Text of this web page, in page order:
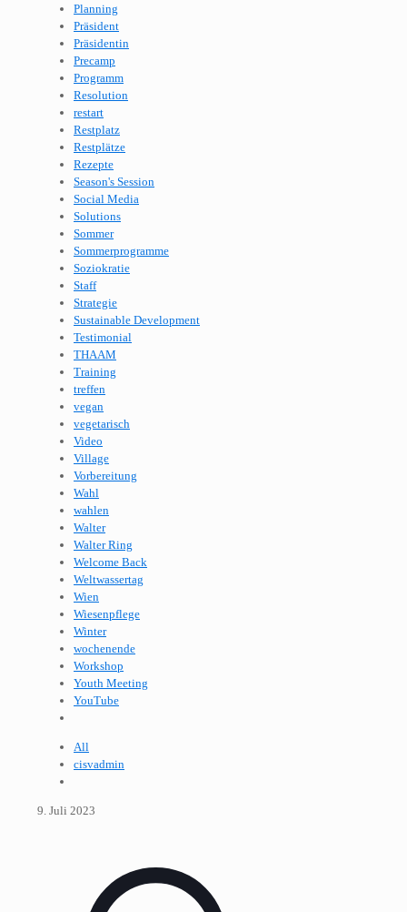
Planning
Präsident
Präsidentin
Precamp
Programm
Resolution
restart
Restplatz
Restplätze
Rezepte
Season's Session
Social Media
Solutions
Sommer
Sommerprogramme
Soziokratie
Staff
Strategie
Sustainable Development
Testimonial
THAAM
Training
treffen
vegan
vegetarisch
Video
Village
Vorbereitung
Wahl
wahlen
Walter
Walter Ring
Welcome Back
Weltwassertag
Wien
Wiesenpflege
Winter
wochenende
Workshop
Youth Meeting
YouTube
All
cisvadmin
9. Juli 2023